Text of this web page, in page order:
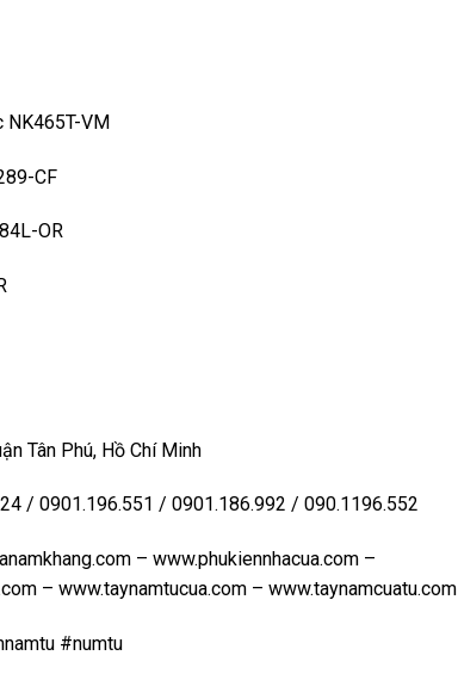
NK465T-VM
CF
OR
Tân Phú, Hồ Chí Minh
/ 0901.196.551 / 0901.186.992 / 090.1196.552
– www.phukiennhacua.com –
– www.taynamtucua.com – www.taynamcuatu.com
#numtu